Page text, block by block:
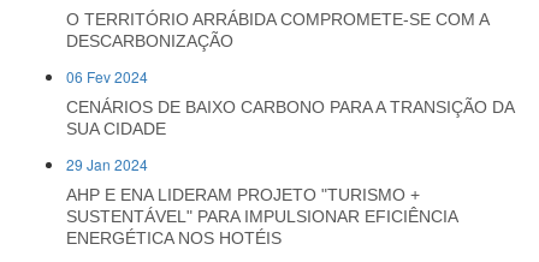
O TERRITÓRIO ARRÁBIDA COMPROMETE-SE COM A
DESCARBONIZAÇÃO
06 Fev 2024
CENÁRIOS DE BAIXO CARBONO PARA A TRANSIÇÃO DA
SUA CIDADE
29 Jan 2024
AHP E ENA LIDERAM PROJETO "TURISMO +
SUSTENTÁVEL" PARA IMPULSIONAR EFICIÊNCIA
ENERGÉTICA NOS HOTÉIS